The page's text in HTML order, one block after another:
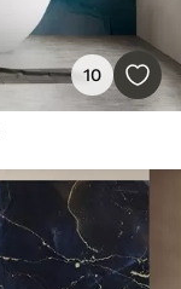
10